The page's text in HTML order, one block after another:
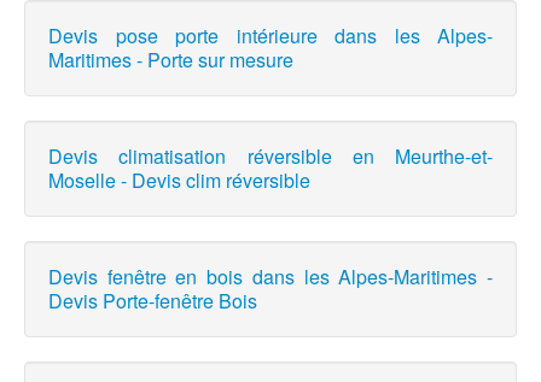
Devis pose porte intérieure dans les Alpes-
Maritimes - Porte sur mesure
Devis climatisation réversible en Meurthe-et-
Moselle - Devis clim réversible
Devis fenêtre en bois dans les Alpes-Maritimes -
Devis Porte-fenêtre Bois